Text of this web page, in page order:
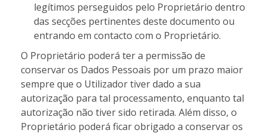
legítimos perseguidos pelo Proprietário dentro
das secções pertinentes deste documento ou
entrando em contacto com o Proprietário.
O Proprietário poderá ter a permissão de
conservar os Dados Pessoais por um prazo maior
sempre que o Utilizador tiver dado a sua
autorização para tal processamento, enquanto tal
autorização não tiver sido retirada. Além disso, o
Proprietário poderá ficar obrigado a conservar os